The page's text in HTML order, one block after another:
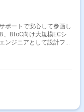
ポートで安心して参画し
ンジニアとして設計フェ
だきます。 フルスタッ
UI/UXデザイナー2〜3名